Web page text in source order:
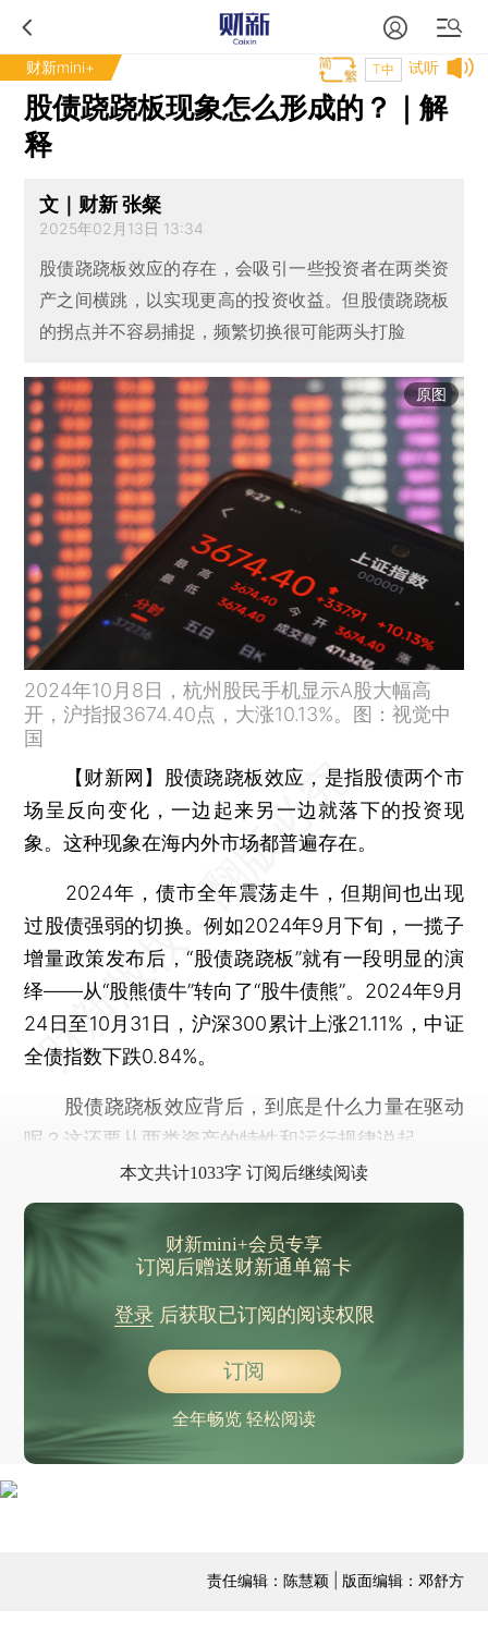
财新mini+ 试听
T中
股债跷跷板现象怎么形成的？｜解
释
文｜财新 张粲
2025年02月13日 13:34
股债跷跷板效应的存在，会吸引一些投资者在两类资
产之间横跳，以实现更高的投资收益。但股债跷跷板
的拐点并不容易捕捉，频繁切换很可能两头打脸
原图
2024年10月8日，杭州股民手机显示A股大幅高
开，沪指报3674.40点，大涨10.13%。图：视觉中
国
【财新网】
股债跷跷板效应，是指股债两个市
场呈反向变化，一边起来另一边就落下的投资现
象。这种现象在海内外市场都普遍存在。
2024年，债市全年震荡走牛，但期间也出现
过股债强弱的切换。例如2024年9月下旬，一揽子
增量政策发布后，“股债跷跷板”就有一段明显的演
绎——从“股熊债牛”转向了“股牛债熊”。2024年9月
24日至10月31日，沪深300累计上涨21.11%，中证
全债指数下跌0.84%。
股债跷跷板效应背后，到底是什么力量在驱动
呢？这还要从两类资产的特性和运行规律说起。
本文共计1033字 订阅后继续阅读
财新mini+会员专享
订阅后赠送财新通单篇卡
登录后获取已订阅的阅读权限
订阅
全年畅览 轻松阅读
责任编辑：陈慧颖 | 版面编辑：邓舒方